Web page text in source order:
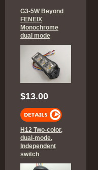
G3-5W Beyond
FENEIX
Monochrome
dual mode
$13.00
H12 Two-color,
dual-mode.
Independent
switch